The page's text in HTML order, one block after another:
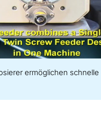
ermöglichen schnelle